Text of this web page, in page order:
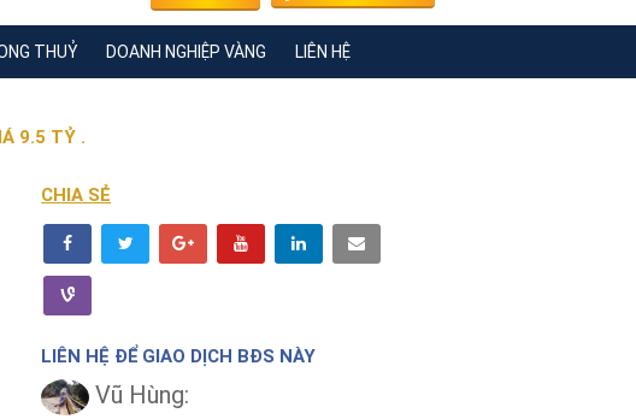
THUỶ DOANH NGHIỆP VÀNG LIÊN HỆ
9.5 TỶ .
CHIA SẺ
LIÊN HỆ ĐỂ GIAO DỊCH BĐS NÀY
Vũ Hùng: